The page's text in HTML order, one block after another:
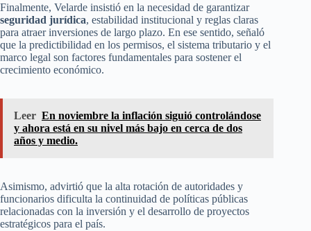
Finalmente, Velarde insistió en la necesidad de garantizar
seguridad jurídica, estabilidad institucional y reglas claras
para atraer inversiones de largo plazo. En ese sentido, señaló
que la predictibilidad en los permisos, el sistema tributario y el
marco legal son factores fundamentales para sostener el
crecimiento económico.
Leer En noviembre la inflación siguió controlándose
y ahora está en su nivel más bajo en cerca de dos
años y medio.
Asimismo, advirtió que la alta rotación de autoridades y
funcionarios dificulta la continuidad de políticas públicas
relacionadas con la inversión y el desarrollo de proyectos
estratégicos para el país.